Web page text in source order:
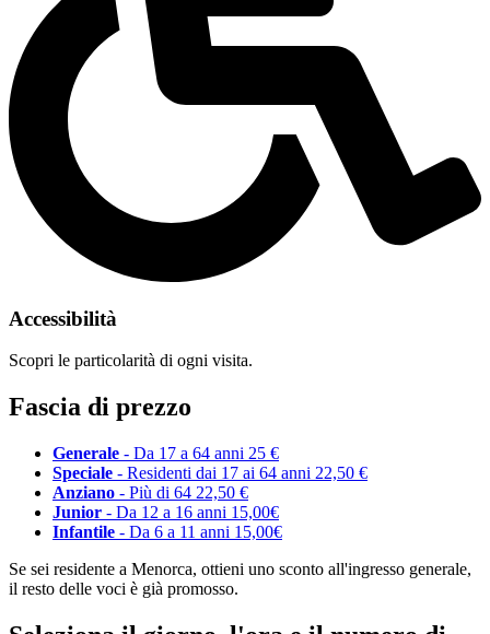
Accessibilità
Scopri le particolarità di ogni visita.
Fascia di prezzo
Generale - Da 17 a 64 anni 25 €
Speciale - Residenti dai 17 ai 64 anni 22,50 €
Anziano - Più di 64 22,50 €
Junior - Da 12 a 16 anni 15,00€
Infantile - Da 6 a 11 anni 15,00€
Se sei residente a Menorca, ottieni uno sconto all'ingresso generale,
il resto delle voci è già promosso.